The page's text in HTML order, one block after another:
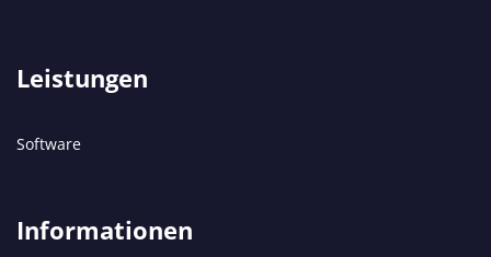
Leistungen
Software
Informationen